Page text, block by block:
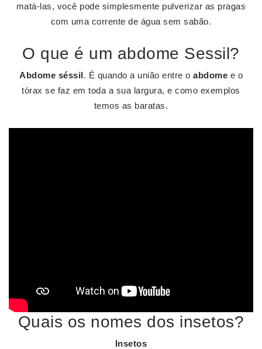
matá-las, você pode simplesmente pulverizar as pragas
com uma corrente de água sem sabão.
O que é um abdome Sessil?
Abdome séssil. É quando a união entre o abdome e o
tórax se faz em toda a sua largura, e como exemplos
temos as baratas.
Quais os nomes dos insetos?
Insetos